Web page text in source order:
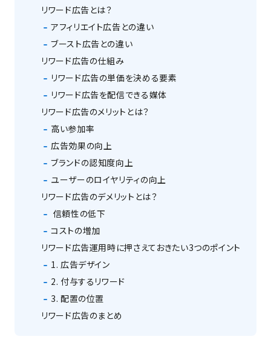
リワード広告とは？
アフィリエイト広告との違い
ブースト広告との違い
リワード広告の仕組み
リワード広告の単価を決める要素
リワード広告を配信できる媒体
リワード広告のメリットとは？
高い参加率
広告効果の向上
ブランドの認知度向上
ユーザーのロイヤリティの向上
リワード広告のデメリットとは？
信頼性の低下
コストの増加
リワード広告運用時に押さえておきたい3つのポイント
1. 広告デザイン
2. 付与するリワード
3. 配置の位置
リワード広告のまとめ